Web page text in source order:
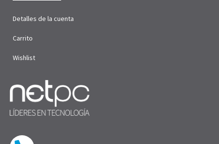
Detalles de la cuenta
Carrito
Wishlist